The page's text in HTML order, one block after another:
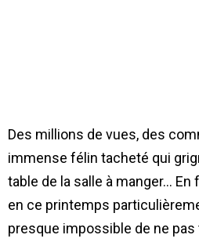
Des millions de vues, des
immense félin tacheté qui
table de la salle à manger…
en ce printemps
presque impossible de ne